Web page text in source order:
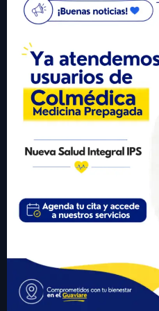
+57 310 6246977
Visitante #
Links Importantes
• Sobre Nosotros
• Servicios
• Participa